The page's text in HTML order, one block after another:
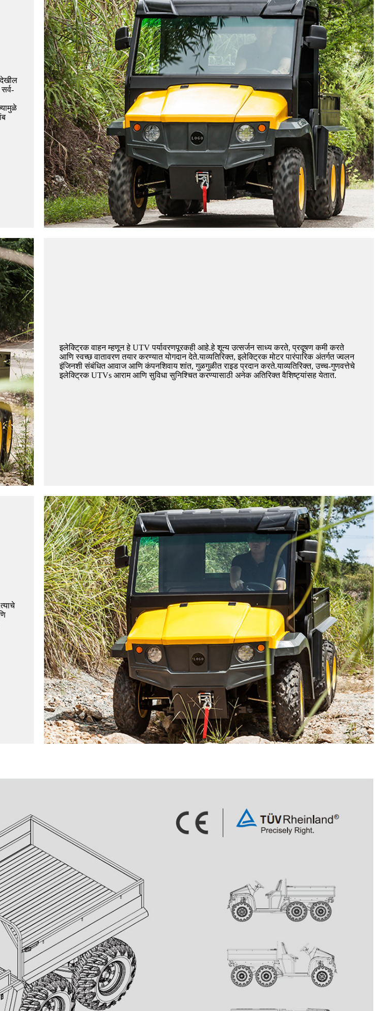
इलेक्ट्रिक वाहन म्हणून हे UTV पर्यावरणपूरकही आहे.हे शून्य उत्सर्जन साध्य करते, प्रदूषण कमी करते
आणि स्वच्छ वातावरण तयार करण्यात योगदान देते.याव्यतिरिक्त, इलेक्ट्रिक मोटर पारंपारिक अंतर्गत ज्वलन
इंजिनशी संबंधित आवाज आणि कंपनशिवाय शांत, गुळगुळीत राइड प्रदान करते.याव्यतिरिक्त, उच्च-गुणवत्तेचे
इलेक्ट्रिक UTVs आराम आणि सुविधा सुनिश्चित करण्यासाठी अनेक अतिरिक्त वैशिष्ट्यांसह येतात.